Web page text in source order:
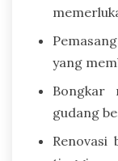
yang
Bongkar
gudang
Renovasi